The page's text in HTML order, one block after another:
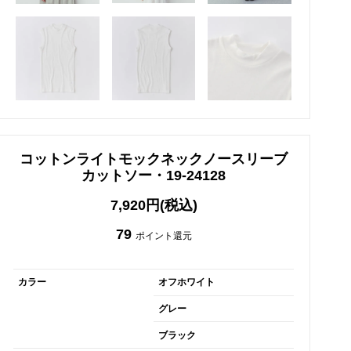
コットンライトモックネックノースリーブ
カットソー・19-24128
7,920円(税込)
79 ポイント還元
カラー オフホワイト
グレー
ブラック